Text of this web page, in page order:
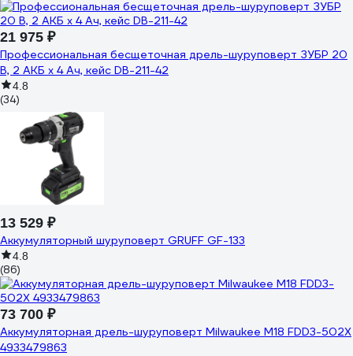
21 975 ₽
Профессиональная бесщеточная дрель-шуруповерт ЗУБР 20
В, 2 АКБ х 4 Ач, кейс DB-211-42
4.8
(34)
13 529 ₽
Аккумуляторный шуруповерт GRUFF GF-133
4.8
(86)
73 700 ₽
Аккумуляторная дрель-шуруповерт Milwaukee M18 FDD3-502X
4933479863